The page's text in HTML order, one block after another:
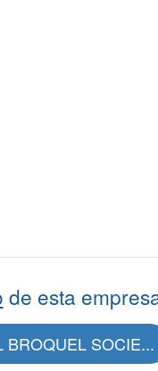
de esta
BROQUEL SOCIE...